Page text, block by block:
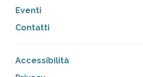
Eventi
Contatti
Accessibilità